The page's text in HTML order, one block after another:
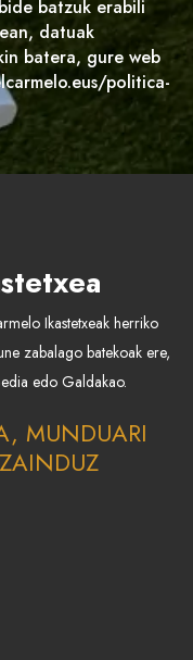
batzuk erabili
datuak
batera, gure web
politica-
Ikastetxeak herriko
zabalago batekoak ere,
edo Galdakao.
MUNDUARI